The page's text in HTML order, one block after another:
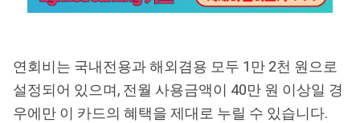
연회비는 국내전용과 해외겸용 모두 1만 2천 원으로
설정되어 있으며, 전월 사용금액이 40만 원 이상일 경
우에만 이 카드의 혜택을 제대로 누릴 수 있습니다.